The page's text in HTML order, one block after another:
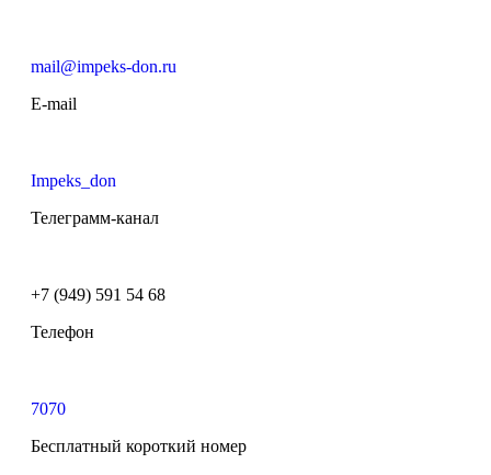
mail@impeks-don.ru
E-mail
Impeks_don
Телеграмм-канал
+7 (949) 591 54 68
Телефон
7070
Бесплатный короткий номер